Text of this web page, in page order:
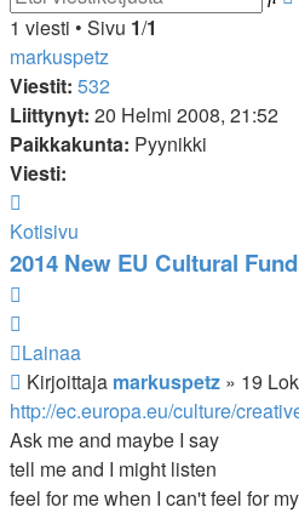
1 viesti • Sivu 1/1
markuspetz
Viestit: 532
Liittynyt: 20 Helmi 2008, 21:52
Paikkakunta: Pyynikki
Viesti:
markuspetz
Kotisivu
2014 New EU Cultural
Lainaa
Viesti
Kirjoittaja markuspetz » 19
http://ec.europa.eu/culture/
Ask me and maybe I say
tell me and I might listen
feel for me when I can't feel for